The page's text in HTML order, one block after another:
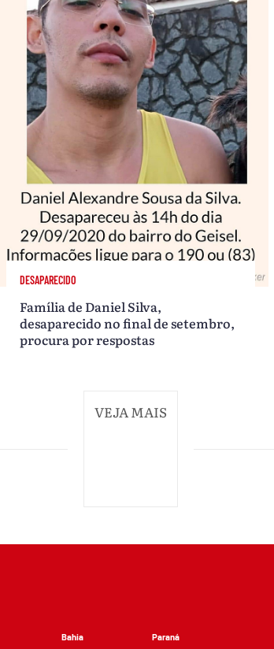
DESAPARECIDO
Família de Daniel Silva,
desaparecido no final de setembro,
procura por respostas
VEJA MAIS
Bahia Paraná